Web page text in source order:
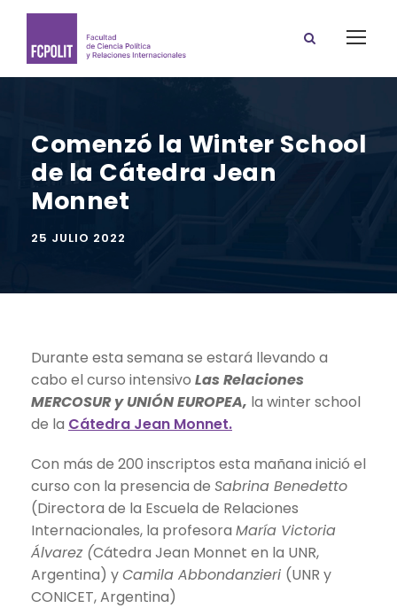
Comenzó la Winter School
de la Cátedra Jean
Monnet
25 JULIO 2022
Durante esta semana se estará llevando a
cabo el curso intensivo Las Relaciones
MERCOSUR y UNIÓN EUROPEA, la winter school
de la Cátedra Jean Monnet.
Con más de 200 inscriptos esta mañana inició el
curso con la presencia de Sabrina Benedetto
(Directora de la Escuela de Relaciones
Internacionales, la profesora María Victoria
Álvarez (Cátedra Jean Monnet en la UNR,
Argentina) yCamila Abbondanzieri (UNR y
CONICET, Argentina)